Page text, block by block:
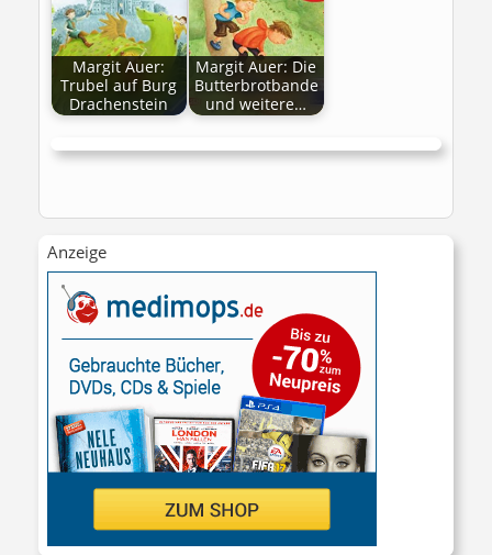
Margit Auer:
Trubel auf Burg
Drachenstein
Margit Auer: Die
Butterbrotbande
und weitere…
Anzeige